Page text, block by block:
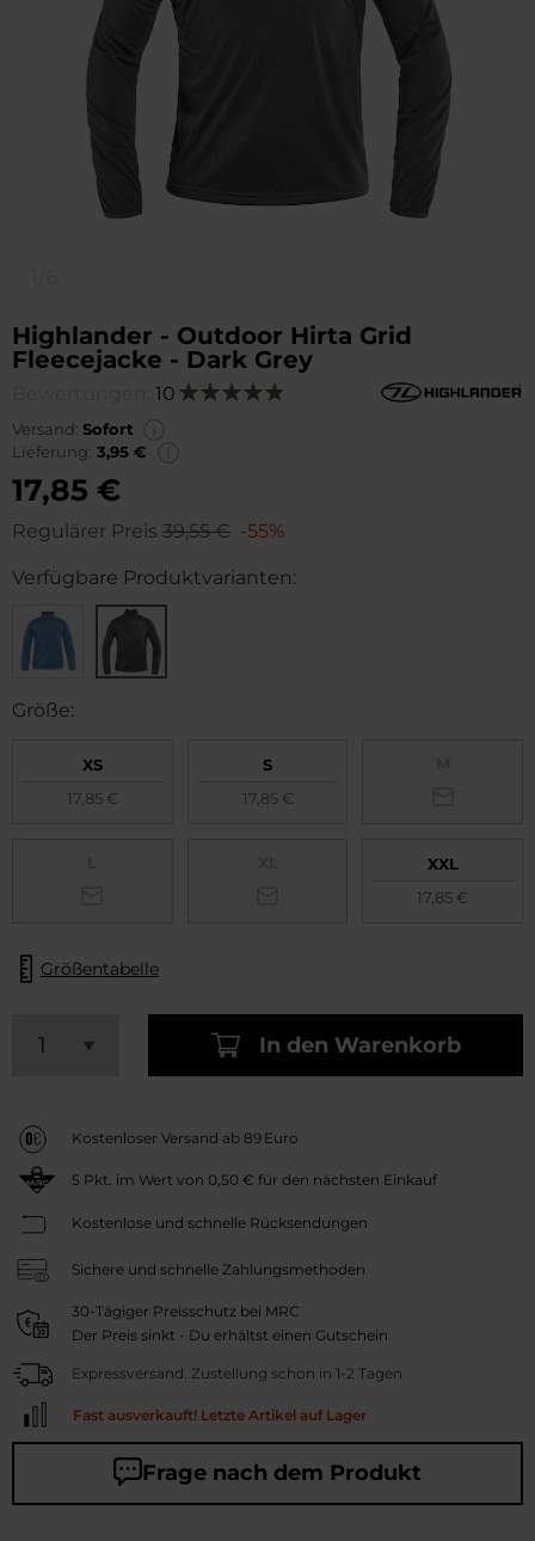
Highlander - Outdoor Hirta Grid
Fleecejacke - Dark Grey
10 Bewertung:
Versand: Sofort
Lieferung: 3,95 €
17,85 €
Regulärer Preis 39,55 € -55%
Verfügbare Produktvarianten:
Größe:
XS
17,85 €
S
17,85 €
XXL
17,85 €
Größentabelle
In den Warenkorb
Kostenloser Versand ab 89 Euro
5 Pkt. im Wert von 0,50 € für den nächsten Einkauf
Kostenlose und schnelle Rücksendungen
Sichere und schnelle Zahlungsmethoden
30-Tägiger Preisschutz bei MRC
Der Preis sinkt - Du erhältst einen Gutschein
Expressversand. Zustellung schon in 1-2 Tagen
Fast ausverkauft! Letzte Artikel auf Lager
Frage nach dem Produkt